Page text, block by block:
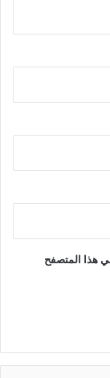
هذا المتصفح